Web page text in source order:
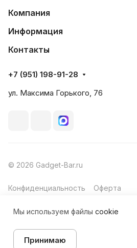
Компания
Информация
Контакты
+7 (951) 198-91-28
ул. Максима Горького, 76
© 2026 Gadget-Bar.ru
Конфиденциальность Оферта
Мы используем файлы cookie
Принимаю